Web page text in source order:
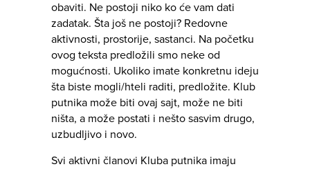
obaviti. Ne postoji niko ko će vam dati
zadatak. Šta još ne postoji? Redovne
aktivnosti, prostorije, sastanci. Na početku
ovog teksta predložili smo neke od
mogućnosti. Ukoliko imate konkretnu ideju
šta biste mogli/hteli raditi, predložite. Klub
putnika može biti ovaj sajt, može ne biti
ništa, a može postati i nešto sasvim drugo,
uzbudljivo i novo.
Svi aktivni članovi Kluba putnika imaju